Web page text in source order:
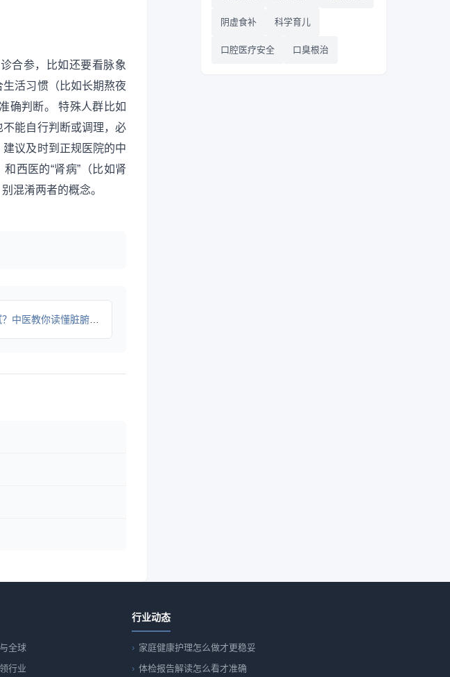
合参，比如还要看脉象
活习惯（比如长期熬夜
确判断。 特殊人群比如
能自行判断或调理，必
议及时到正规医院的中
西医的“肾病”（比如肾
混淆两者的概念。
医教你读懂脏腑信号
阴虚食补 科学育儿
口腔医疗安全 口臭根治
全球
行业
行业动态
家庭健康护理怎么做才更稳妥
体检报告解读怎么看才准确